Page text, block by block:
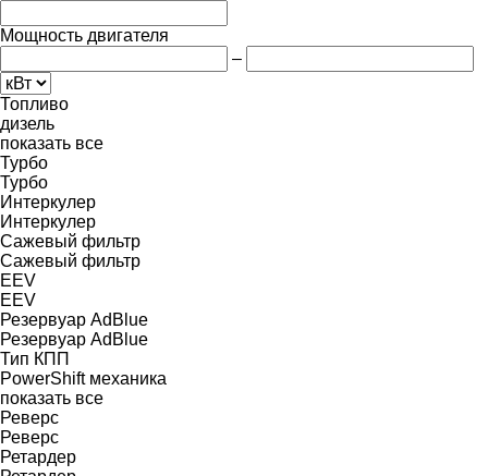
Мощность двигателя
–
Топливо
дизель
показать все
Турбо
Турбо
Интеркулер
Интеркулер
Сажевый фильтр
Сажевый фильтр
EEV
EEV
Резервуар AdBlue
Резервуар AdBlue
Тип КПП
PowerShift механика
показать все
Реверс
Реверс
Ретардер